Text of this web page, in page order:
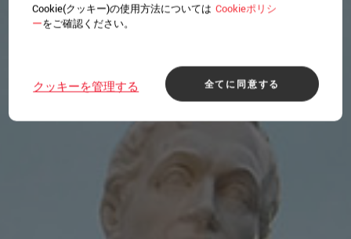
Cookie(クッキー)の使用方法については Cookieポリシ
ーをご確認ください。
全てに同意する
クッキーを管理する